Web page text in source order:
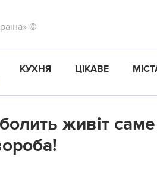
©
КУХНЯ ЦІКАВЕ
живіт